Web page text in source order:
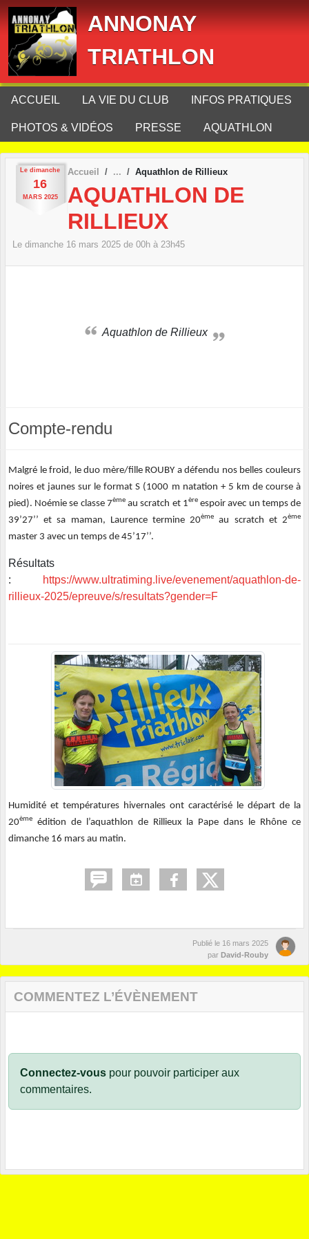
ANNONAY
TRIATHLON
ACCUEIL LA VIE DU CLUB INFOS PRATIQUES
PHOTOS & VIDÉOS PRESSE AQUATHLON
Le dimanche
16
MARS 2025
Accueil Aquathlon de Rillieux
AQUATHLON DE
RILLIEUX
Le dimanche 16 mars 2025 de 00h à 23h45
Aquathlon de Rillieux
Compte-rendu
Malgré le froid, le duo mère/fille ROUBY a défendu nos belles couleurs
noires et jaunes sur le format S (1000 m natation + 5 km de course à
pied). Noémie se classe 7èmeau scratch et 1èreespoir avec un temps de
39’27’’ et sa maman, Laurence termine 20ème au scratch et 2ème
master 3 avec un temps de 45’17’’.
Résultats
:
https://www.ultratiming.live/evenement/aquathlon-de-
rillieux-2025/epreuve/s/resultats?gender=F
Humidité et températures hivernales ont caractérisé le départ de la
20ème
édition de l’aquathlon de Rillieux la Pape dans le Rhône ce
dimanche 16 mars au matin.
Publié le 16 mars 2025
par David-Rouby
COMMENTEZ L’ÉVÈNEMENT
Connectez-vous pour pouvoir participer aux
commentaires.
Panneau de gestion des cookies